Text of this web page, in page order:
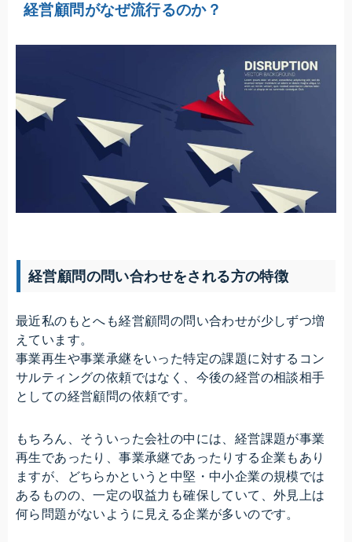
経営顧問がなぜ流行るのか？
経営顧問の問い合わせをされる方の特徴
最近私のもとへも経営顧問の問い合わせが少しずつ増
えています。
事業再生や事業承継をいった特定の課題に対するコン
サルティングの依頼ではなく、今後の経営の相談相手
としての経営顧問の依頼です。
もちろん、そういった会社の中には、経営課題が事業
再生であったり、事業承継であったりする企業もあり
ますが、どちらかというと中堅・中小企業の規模では
あるものの、一定の収益力も確保していて、外見上は
何ら問題がないように見える企業が多いのです。